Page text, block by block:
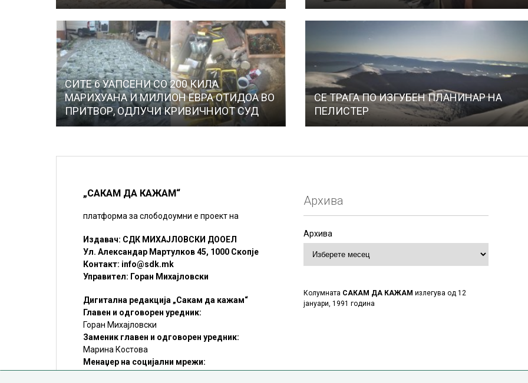
СИТЕ 6 УАПСЕНИ СО 200 КИЛА
МАРИХУАНА И МИЛИОН ЕВРА ОТИДОА ВО
ПРИТВОР, ОДЛУЧИ КРИВИЧНИОТ СУД
СЕ ТРАГА ПО ИЗГУБЕН ПЛАНИНАР НА
ПЕЛИСТЕР
„САКАМ ДА КАЖАМ“
платформа за слободоумни е проект на
Издавач: СДК МИХАЈЛОВСКИ ДООЕЛ
Ул. Александар Мартулков 45, 1000 Скопје
Контакт: info@sdk.mk
Управител: Горан Михајловски
Дигитална редакција „Сакам да кажам“
Главен и одговорен уредник:
Горан Михајловски
Заменик главен и одговорен уредник:
Марина Костова
Менаџер на социјални мрежи:
Мирослав Илиоски
Архива
Архива
Колумната САКАМ ДА КАЖАМ излегува од 12
јануари, 1991 година